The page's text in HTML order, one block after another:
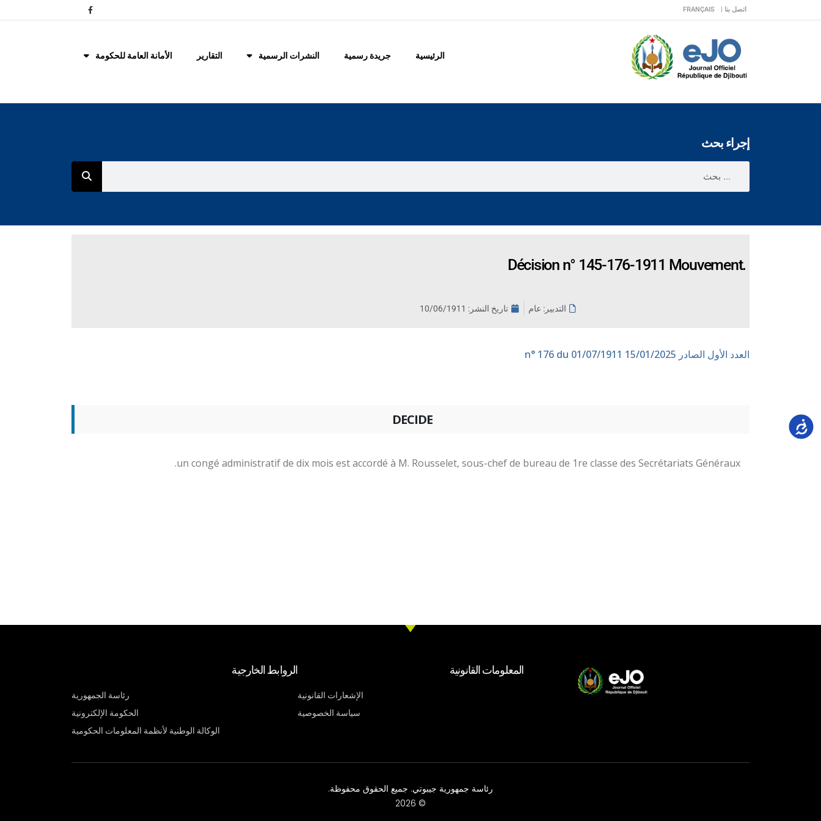
اتصل بنا | FRANÇAIS
الرئيسية جريدة رسمية النشرات الرسمية التقارير الأمانة العامة للحكومة
إجراء بحث
Décision n° 145-176-1911 Mouvement.
التدبير: عام تاريخ النشر: 10/06/1911
العدد الأول الصادر 15/01/2025
DECIDE
un congé administratif de dix mois est accordé à M. Rousselet, sous-chef de bureau de 1re classe des Secrétariats Généraux.
المعلومات القانونية
الإشعارات القانونية
سياسة الخصوصية
الروابط الخارجية
رئاسة الجمهورية
الحكومة الإلكترونية
الوكالة الوطنية لأنظمة المعلومات الحكومية
رئاسة جمهورية جيبوتي. جميع الحقوق محفوظة.
© 2026